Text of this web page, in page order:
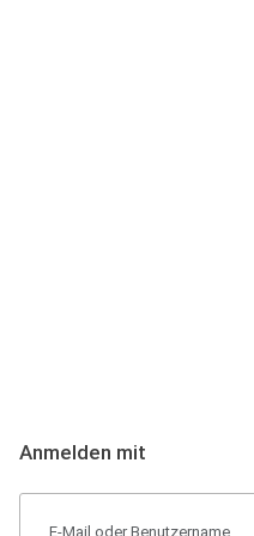
Anmelden mit